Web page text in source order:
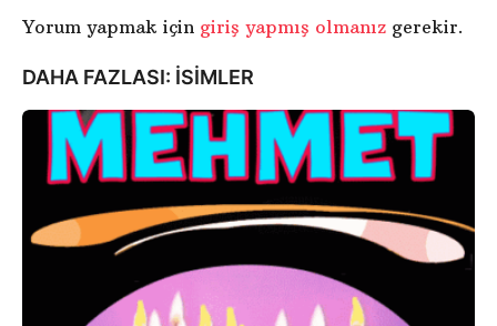
Yorum yapmak için giriş yapmış olmanız gerekir.
DAHA FAZLASI: ISIMLER